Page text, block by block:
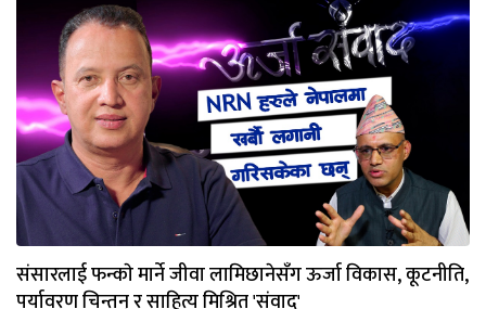
संसारलाई फन्काे मार्ने जीवा लामिछानेसँग ऊर्जा विकास, कूटनीति,
पर्यावरण चिन्तन् र साहित्य मिश्रित 'संवाद'